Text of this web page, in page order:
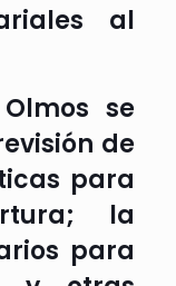
al
se
de
para
la
para